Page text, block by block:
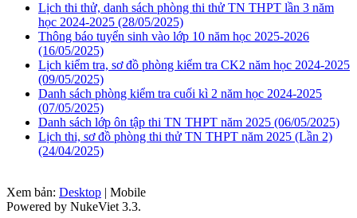
Lịch thi thử, danh sách phòng thi thử TN THPT lần 3 năm
học 2024-2025 (28/05/2025)
Thông báo tuyển sinh vào lớp 10 năm học 2025-2026
(16/05/2025)
Lịch kiểm tra, sơ đồ phòng kiểm tra CK2 năm học 2024-2025
(09/05/2025)
Danh sách phòng kiểm tra cuối kì 2 năm học 2024-2025
(07/05/2025)
Danh sách lớp ôn tập thi TN THPT năm 2025 (06/05/2025)
Lịch thi, sơ đồ phòng thi thử TN THPT năm 2025 (Lần 2)
(24/04/2025)
Xem bản: Desktop | Mobile
Powered by NukeViet 3.3.